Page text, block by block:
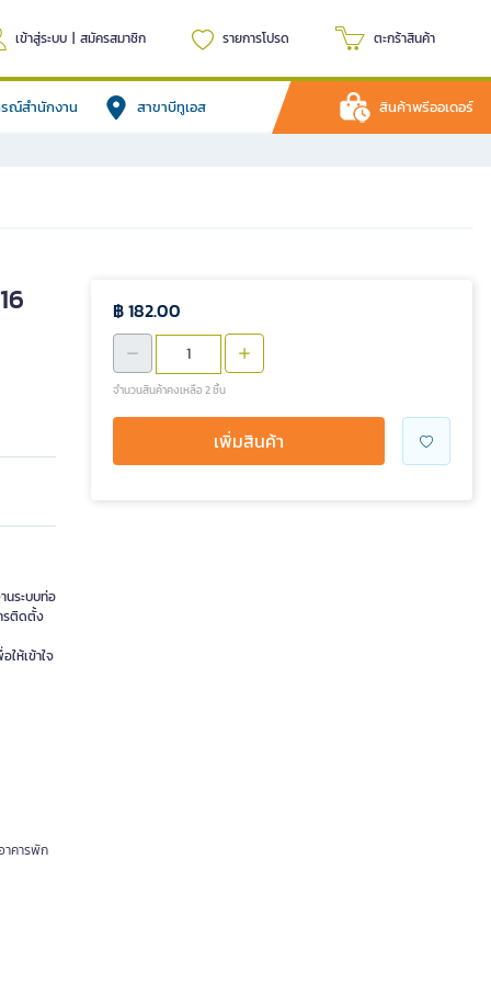
เข้าสู่ระบบ | สมัครสมาชิก รายการโปรด ตะกร้าสินค้า
รณ์สำนักงาน สาขาบีทูเอส สินค้าพรีออเดอร์
นระบบท่อ
รติดตั้ง
ห้เข้าใจ
าคารพัก
฿ 182.00
จำนวนสินค้าคงเหลือ 2 ชิ้น
เพิ่มสินค้า